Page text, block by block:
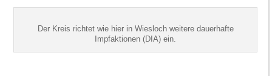
Der Kreis richtet wie hier in Wiesloch weitere dauerhafte
Impfaktionen (DIA) ein.